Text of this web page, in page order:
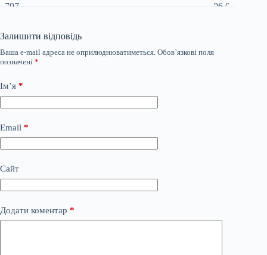
Залишити відповідь
Ваша e-mail адреса не оприлюднюватиметься. Обов’язкові поля
позначені *
Ім’я *
Email *
Сайт
Додати коментар *